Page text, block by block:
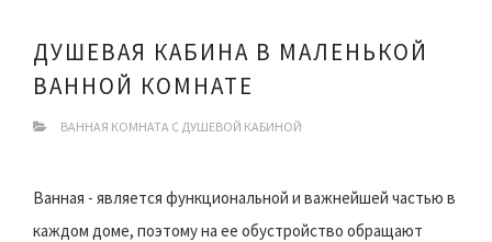
ДУШЕВАЯ КАБИНА В МАЛЕНЬКОЙ
ВАННОЙ КОМНАТЕ
ВАННАЯ КОМНАТА С ДУШЕВОЙ КАБИНОЙ
Ванная - является функциональной и важнейшей частью в
каждом доме, поэтому на ее обустройство обращают